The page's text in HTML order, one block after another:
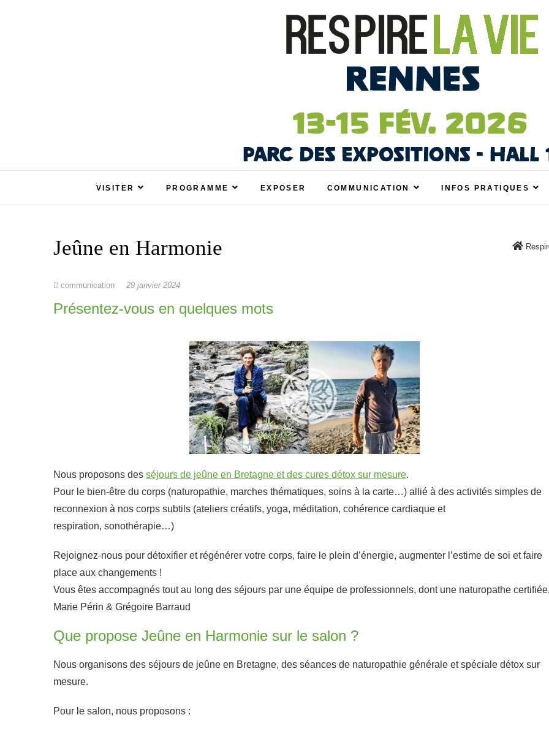
Respire La Vie Rennes
RESPIRE LA VIE RENNES : VOTRE SALON ÉCOLO, BIO, BIEN-ÊTRE ET HABITAT SAIN À
VISITER PROGRAMME EXPOSER COMMUNICATION INFOS PRATIQUES
Jeûne en Harmonie
communication 29 janvier 2024
Présentez-vous en quelques mots
Nous proposons des séjours de jeûne en Bretagne et des cures détox sur mesure.
Pour le bien-être du corps (naturopathie, marches thématiques, soins à la carte…) allié à des activités simples de
reconnexion à nos corps subtils (ateliers créatifs, yoga, méditation, cohérence cardiaque et
respiration, sonothérapie…)
Rejoignez-nous pour détoxifier et régénérer votre corps, faire le plein d’énergie, augmenter l’estime de soi et faire
place aux changements !
Vous êtes accompagnés tout au long des séjours par une équipe de professionnels, dont une naturopathe
Marie Périn & Grégoire Barraud
Que propose Jeûne en Harmonie sur le salon ?
Nous organisons des séjours de jeûne en Bretagne, des séances de naturopathie générale et spéciale détox sur
mesure.
Pour le salon, nous proposons :